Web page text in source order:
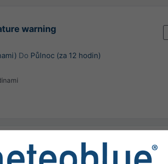
warning
Do Půlnoc (za 12 hodin)
warning